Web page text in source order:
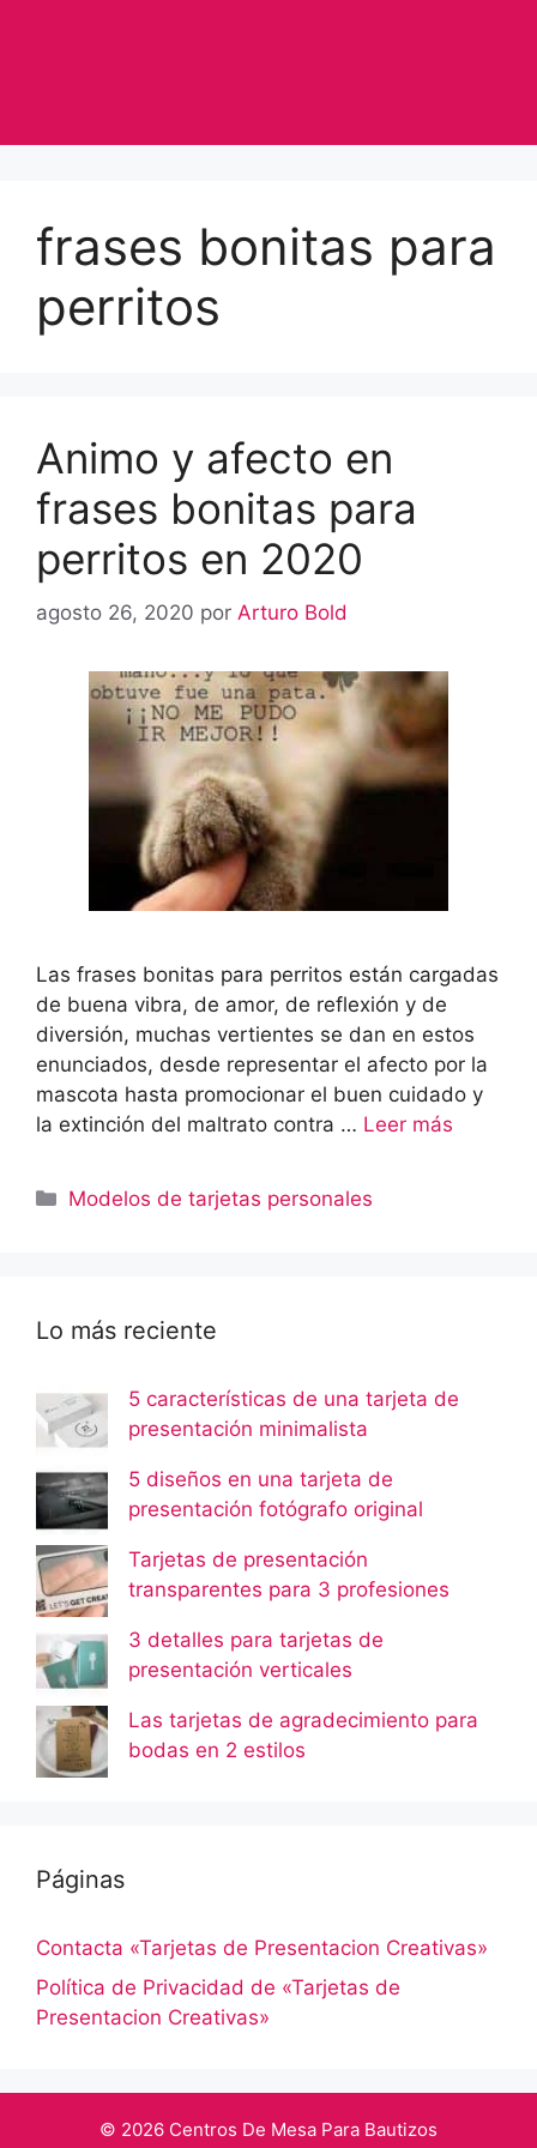
frases bonitas para
perritos
Animo y afecto en
frases bonitas para
perritos en 2020
agosto 26, 2020 por Arturo Bold
Las frases bonitas para perritos están cargadas
de buena vibra, de amor, de reflexión y de
diversión, muchas vertientes se dan en estos
enunciados, desde representar el afecto por la
mascota hasta promocionar el buen cuidado y
la extinción del maltrato contra … Leer más
Categorías
Modelos de tarjetas personales
Lo más reciente
5 características de una tarjeta de
presentación minimalista
5 diseños en una tarjeta de
presentación fotógrafo original
Tarjetas de presentación
transparentes para 3 profesiones
3 detalles para tarjetas de
presentación verticales
Las tarjetas de agradecimiento para
bodas en 2 estilos
Páginas
Contacta «Tarjetas de Presentacion Creativas»
Política de Privacidad de «Tarjetas de
Presentacion Creativas»
© 2026 Centros De Mesa Para Bautizos